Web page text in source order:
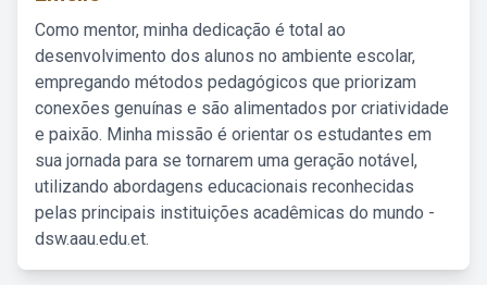
Como mentor, minha dedicação é total ao
desenvolvimento dos alunos no ambiente escolar,
empregando métodos pedagógicos que priorizam
conexões genuínas e são alimentados por criatividade
e paixão. Minha missão é orientar os estudantes em
sua jornada para se tornarem uma geração notável,
utilizando abordagens educacionais reconhecidas
pelas principais instituições acadêmicas do mundo -
dsw.aau.edu.et.